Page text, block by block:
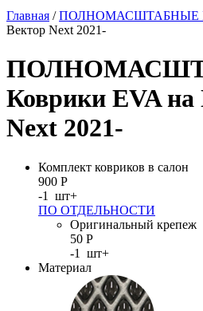
Главная /ПОЛНОМАСШТАБНЫЕ
Вектор Next 2021-
Коврики EVA
Next 2021-
Комплект ковриков в салон
900 Р
-1 шт+
ПО ОТДЕЛЬНОСТИ
Оригинальный крепеж
50 Р
-1 шт+
Материал